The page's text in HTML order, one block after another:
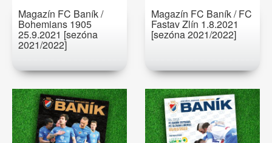
Magazín FC Baník /
Bohemians 1905
25.9.2021 [sezóna
2021/2022]
Magazín FC Baník / FC
Fastav Zlín 1.8.2021
[sezóna 2021/2022]